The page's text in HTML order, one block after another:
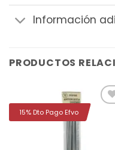
Información
PRODUCTOS
15% Dto Pago Efvo